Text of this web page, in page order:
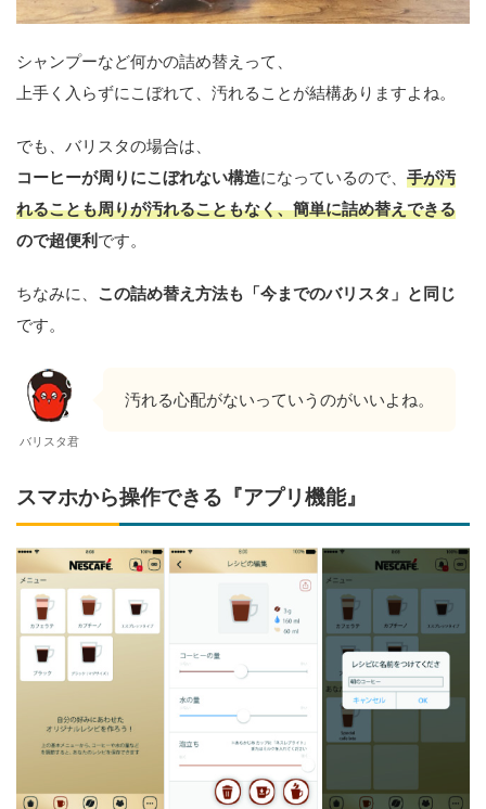
シャンプーなど何かの詰め替えって、
上手く入らずにこぼれて、汚れることが結構ありますよね。
でも、バリスタの場合は、
コーヒーが周りにこぼれない構造になっているので、 手が汚
れることも周りが汚れることもなく、簡単に詰め替えできる
ので超便利 です。
ちなみに、 この詰め替え方法も「今までのバリスタ」と同じ
です。
バリスタ君
汚れる心配がないっていうのがいいよね。
スマホから操作できる『アプリ機能』